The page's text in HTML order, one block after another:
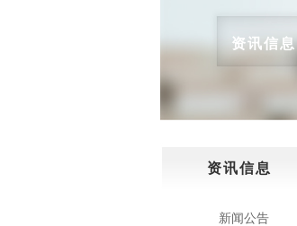
资讯信息
资讯信息
新闻公告